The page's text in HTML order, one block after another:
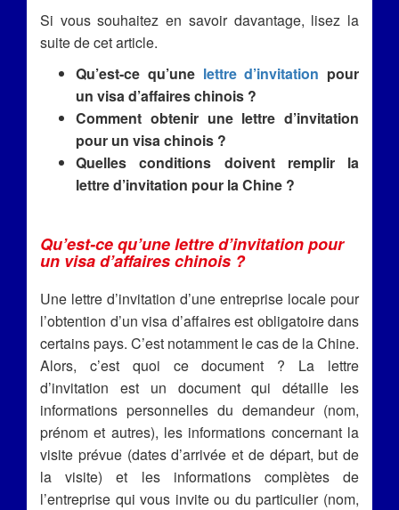
Si vous souhaitez en savoir davantage, lisez la
suite de cet article.
Qu’est-ce qu’une lettre d’invitation pour
un visa d’affaires chinois ?
Comment obtenir une lettre d’invitation
pour un visa chinois ?
Quelles conditions doivent remplir la
lettre d’invitation pour la Chine ?
Qu’est-ce qu’une lettre d’invitation pour
un visa d’affaires chinois ?
Une lettre d’invitation d’une entreprise locale pour
l’obtention d’un visa d’affaires est obligatoire dans
certains pays. C’est notamment le cas de la Chine.
Alors, c’est quoi ce document ? La lettre
d’invitation est un document qui détaille les
informations personnelles du demandeur (nom,
prénom et autres), les informations concernant la
visite prévue (dates d’arrivée et de départ, but de
la visite) et les informations complètes de
l’entreprise qui vous invite ou du particulier (nom,